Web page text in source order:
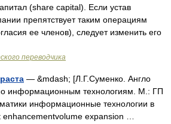
(share capital). Если устав
препятствует таким операциям
ее членов), следует изменить его
переводчика
— &mdash; [Л.Г.Суменко. Англо
информационным технологиям. М.: ГП
информационные технологии в
expansion …